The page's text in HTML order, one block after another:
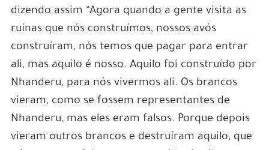
dizendo assim “Agora quando a gente visita as
ruínas que nós construímos, nossos avós
construíram, nós temos que pagar para entrar
ali, mas aquilo é nosso. Aquilo foi construído por
Nhanderu, para nós vivermos ali. Os brancos
vieram, como se fossem representantes de
Nhanderu, mas eles eram falsos. Porque depois
vieram outros brancos e destruíram aquilo, que